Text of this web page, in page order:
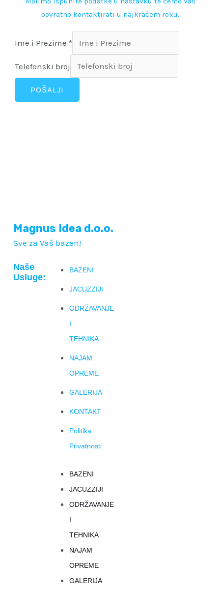
povratno kontaktirati u najkraćem roku.
Ime i Prezime *
Telefonski broj
POŠALJI
Magnus Idea d.o.o.
Sve za Vaš bazen!
Naše
Usluge:
BAZENI
JACUZZIJI
ODRŽAVANJE
I
TEHNIKA
NAJAM
OPREME
GALERIJA
KONTAKT
Politika
Privatnosti
BAZENI
JACUZZIJI
ODRŽAVANJE
I
TEHNIKA
NAJAM
OPREME
GALERIJA